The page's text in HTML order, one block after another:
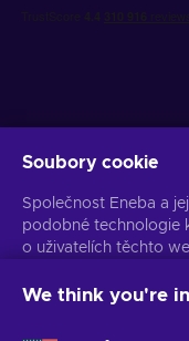
Získejte
Z odběru se můžete
Soubory cookie
Společnost Eneba a
podobné technologie
o uživatelích těchto
stránkách. Vaše
Kliknutím na tlačítko
We think you're in